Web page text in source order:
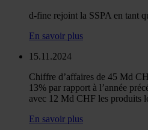
d-fine rejoint la SSPA en tant
En savoir plus
15.11.2024
Chiffre d’affaires de 45 Md
13% par rapport à l’année
avec 12 Md CHF les produits
En savoir plus